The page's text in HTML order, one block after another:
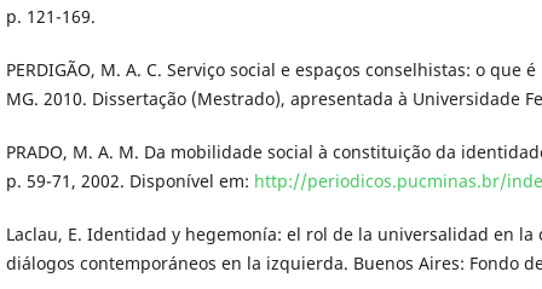
p. 121-169.
PERDIGÃO, M. A. C. Serviço social e espaços conselhistas: o
MG. 2010. Dissertação (Mestrado), apresentada à Universidade
PRADO, M. A. M. Da mobilidade social à constituição da
p. 59-71, 2002. Disponível em: http://periodicos.pucminas.br/
Laclau, E. Identidad y hegemonía: el rol de la universalidad en la
diálogos contemporáneos en la izquierda. Buenos Aires: Fondo